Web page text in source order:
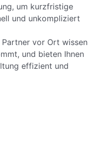
um kurzfristige
und unkompliziert
vor Ort wissen
und bieten Ihnen
effizient und